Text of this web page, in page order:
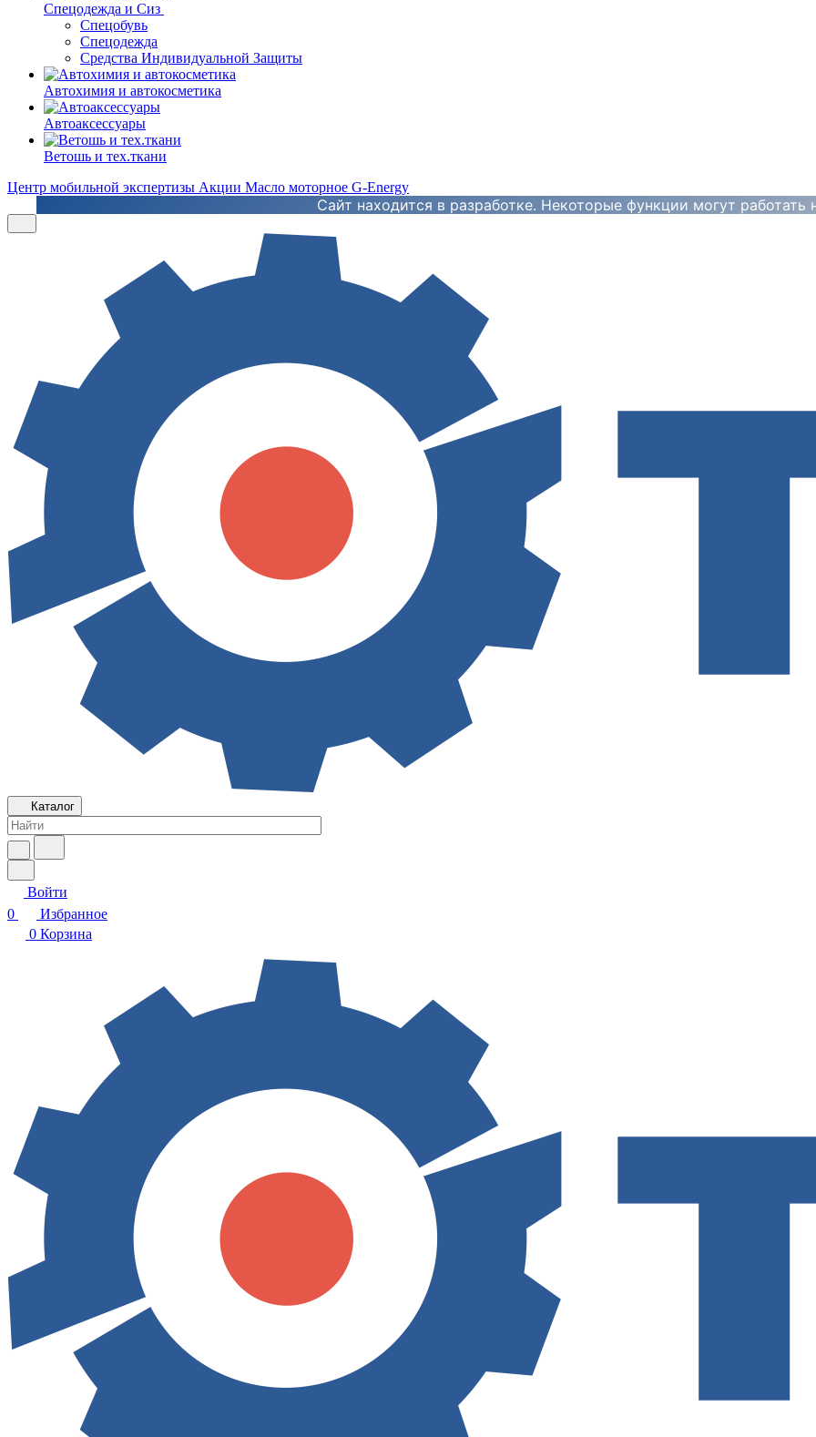
Спецодежда и Сиз
Спецобувь
Спецодежда
Средства Индивидуальной Защиты
Автохимия и автокосметика
Автоаксессуары
Ветошь и тех.ткани
Центр мобильной экспертизы Акции Масло моторное G-Energy
Сайт находится в разработке. Некоторые функции могут работать
Каталог
Войти
0
Избранное
0 Корзина